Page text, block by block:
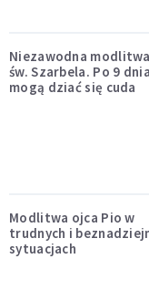
Niezawodna
św. Szarbela. Po 9
mogą dziać się cuda
Modlitwa ojca Pio w
trudnych i
sytuacjach